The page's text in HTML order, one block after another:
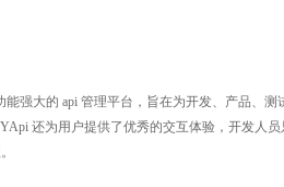
能强大的 api 管理平台，旨在为开发、产品、
还为用户提供了优秀的交互体验，开发人